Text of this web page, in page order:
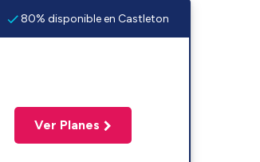
80% disponible en Castleton
Ver Planes